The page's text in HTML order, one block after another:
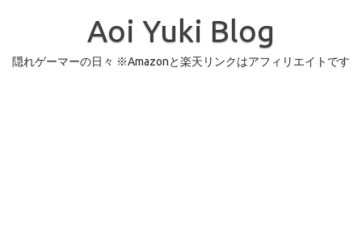
Aoi Yuki Blog
隠れゲーマーの日々 ※Amazonと楽天リンクはアフィリエイトです